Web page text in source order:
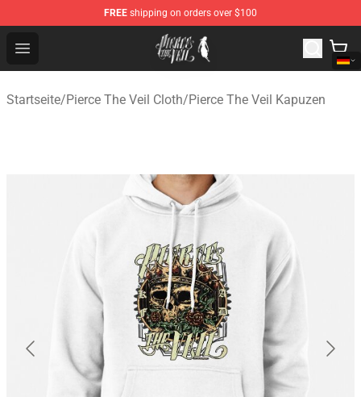
FREE shipping on orders over $100
Open menu
Pierce The Veil Store - Official Pierce The Veil
Startseite/Pierce The Veil Cloth/Pierce The Veil Kapuzen